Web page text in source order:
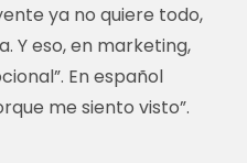
ya no quiere todo,
Y eso, en marketing,
En español
me siento visto”.